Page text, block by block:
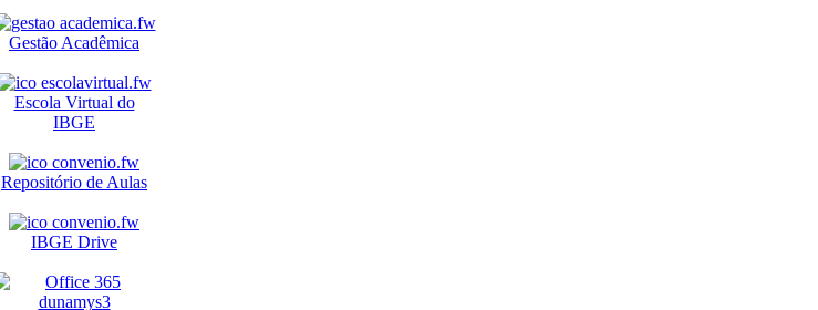
Gestão Acadêmica
Escola Virtual do
IBGE
Repositório de Aulas
IBGE Drive